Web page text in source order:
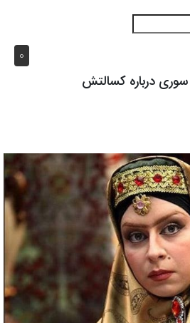
0
درباره کسالتش